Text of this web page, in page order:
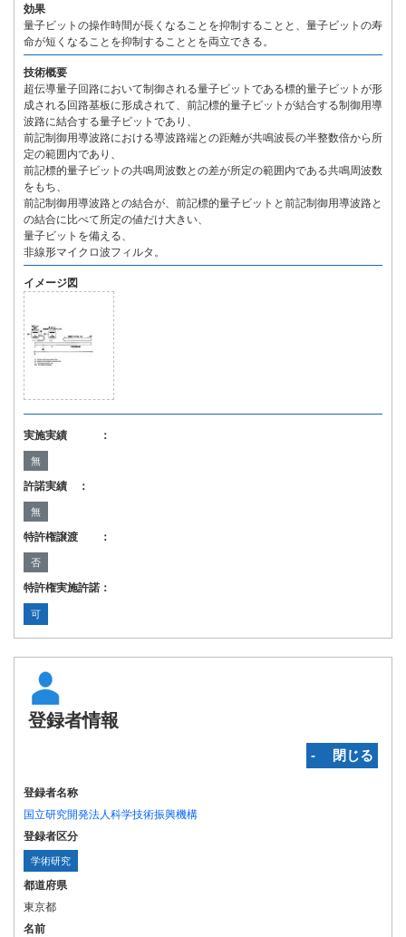
効果
量子ビットの操作時間が長くなることを抑制することと、量子ビットの寿
命が短くなることを抑制することとを両立できる。
技術概要
超伝導量子回路において制御される量子ビットである標的量子ビットが形
成される回路基板に形成されて、前記標的量子ビットが結合する制御用導
波路に結合する量子ビットであり、
前記制御用導波路における導波路端との距離が共鳴波長の半整数倍から所
定の範囲内であり、
前記標的量子ビットの共鳴周波数との差が所定の範囲内である共鳴周波数
をもち、
前記制御用導波路との結合が、前記標的量子ビットと前記制御用導波路と
の結合に比べて所定の値だけ大きい、
量子ビットを備える、
非線形マイクロ波フィルタ。
イメージ図
実施実績 ：
無
許諾実績 ：
無
特許権譲渡 ：
否
特許権実施許諾：
可
登録者情報
‐ 閉じる
登録者名称
国立研究開発法人科学技術振興機構
登録者区分
学術研究
都道府県
東京都
名前